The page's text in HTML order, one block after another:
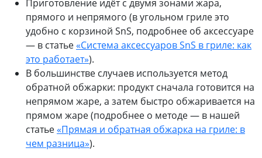
Приготовление идёт с двумя зонами жара,
прямого и непрямого (в угольном гриле это
удобно с корзиной SnS, подробнее об аксессуаре
— в статье«Система аксессуаровSnS в гриле: как
это работает»).
В большинстве случаев используется метод
обратной обжарки: продукт сначала готовится на
непрямом жаре, а затем быстро обжаривается на
прямом жаре (подробнее о методе — в нашей
статье«Прямая и обратная обжарка на гриле: в
чем разница»).